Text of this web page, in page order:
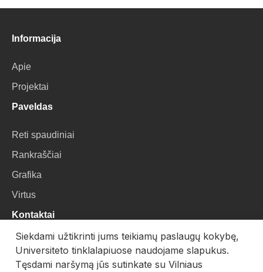
Informacija
Apie
Projektai
Paveldas
Reti spaudiniai
Rankraščiai
Grafika
Virtus
Kontaktai
VU Biblioteka
Universiteto g. 3, LT-01122, Vilnius
Siekdami užtikrinti jums teikiamų paslaugų kokybę,
Universiteto tinklalapiuose naudojame slapukus.
Tęsdami naršymą jūs sutinkate su Vilniaus